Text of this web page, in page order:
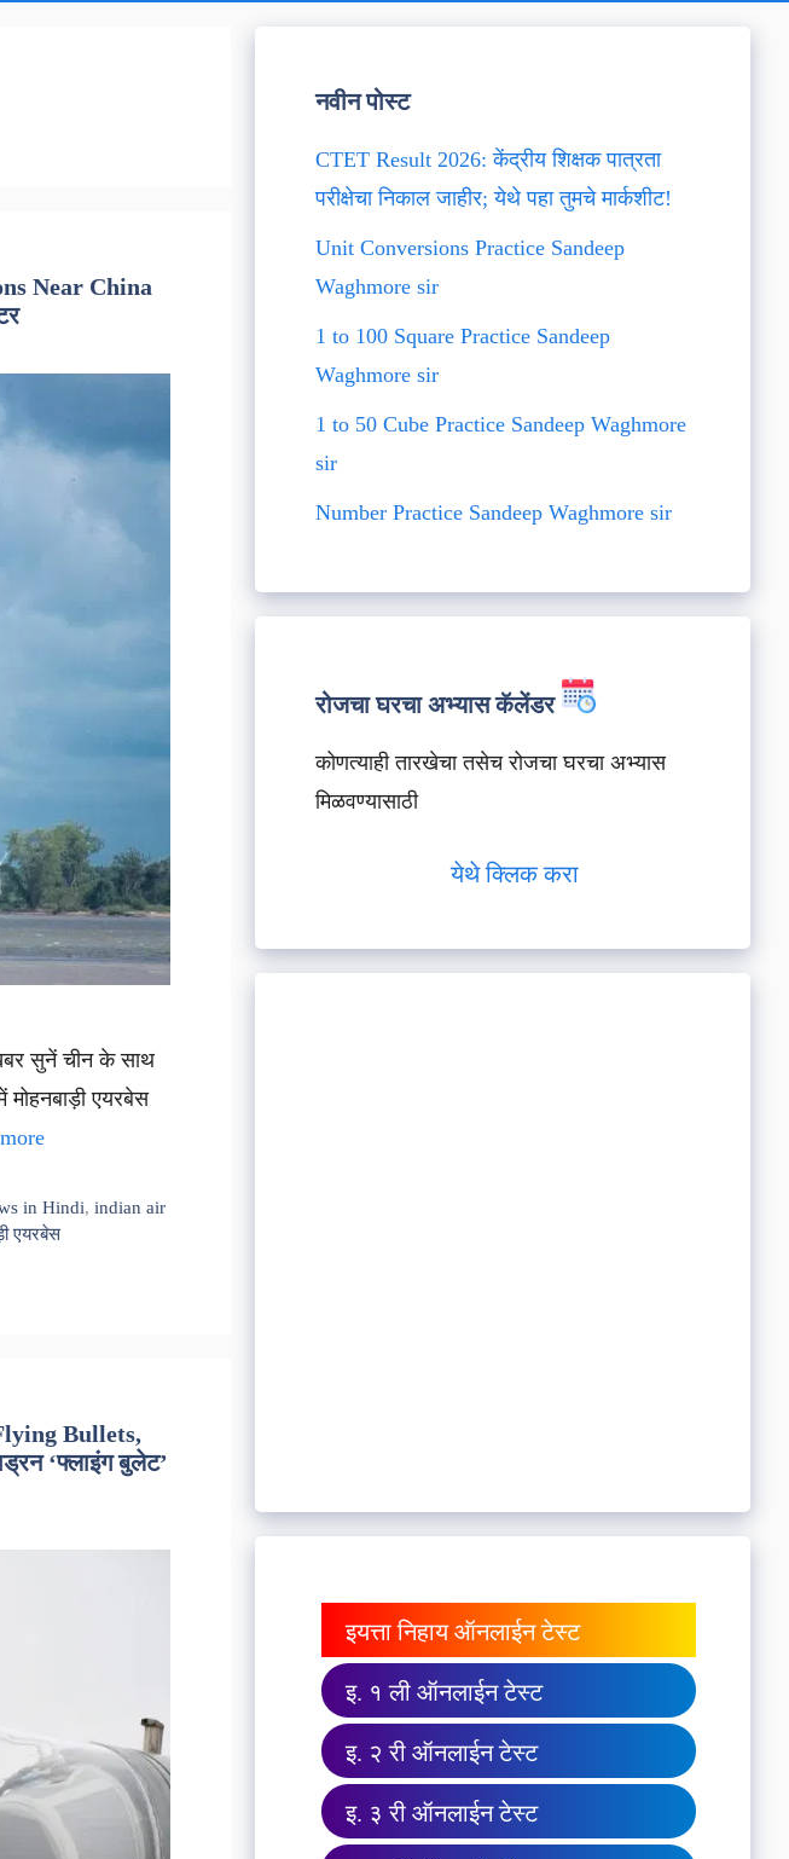
Near China
सुनें चीन के साथ
एयरबेस
in Hindi,indian air
एयरबेस
Bullets,
‘फ्लाइंग बुलेट’
नवीन पोस्ट
CTET Result 2026: केंद्रीय शिक्षक पात्रता
परीक्षेचा निकाल जाहीर; येथे पहा तुमचे मार्कशीट!
Unit Conversions Practice Sandeep
Waghmore sir
1 to 100 Square Practice Sandeep
Waghmore sir
1 to 50 Cube Practice Sandeep Waghmore
sir
Number Practice Sandeep Waghmore sir
रोजचा घरचा अभ्यास कॅलेंडर
कोणत्याही तारखेचा तसेच रोजचा घरचा अभ्यास
मिळवण्यासाठी
येथे क्लिक करा
इयत्ता निहाय ऑनलाईन टेस्ट
इ. १ ली ऑनलाईन टेस्ट
इ. २ री ऑनलाईन टेस्ट
इ. ३ री ऑनलाईन टेस्ट